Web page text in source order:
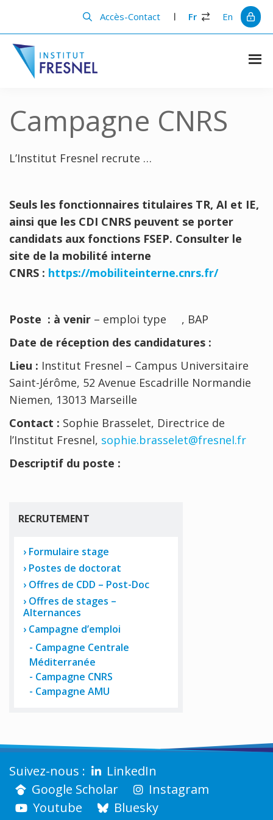
principal
barre
principale
Accès-Contact Fr En
Institut
en
photonique
Campagne CNRS
L’Institut Fresnel recrute …
Seuls les fonctionnaires titulaires TR, AI et IE,
ainsi que les CDI CNRS peuvent se porter
candidats aux fonctions FSEP. Consulter le
site de la mobilité interne
CNRS : https://mobiliteinterne.cnrs.fr/
Poste : à venir – emploi type , BAP
Date de réception des candidatures :
Lieu : Institut Fresnel – Campus Universitaire
Saint-Jérôme, 52 Avenue Escadrille Normandie
Niemen, 13013 Marseille
Contact : Sophie Brasselet, Directrice de
l’Institut Fresnel, sophie.brasselet@fresnel.fr
Descriptif du poste :
RECRUTEMENT
Formulaire stage
Postes de doctorat
Offres de CDD – Post-Doc
Offres de stages –
Alternances
Campagne d’emploi
Campagne Centrale
Méditerranée
Campagne CNRS
Campagne AMU
LinkedIn
Google Scholar
Instagram
Youtube
Bluesky